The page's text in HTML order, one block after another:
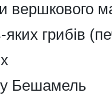
вершкового
грибів
Бешамель